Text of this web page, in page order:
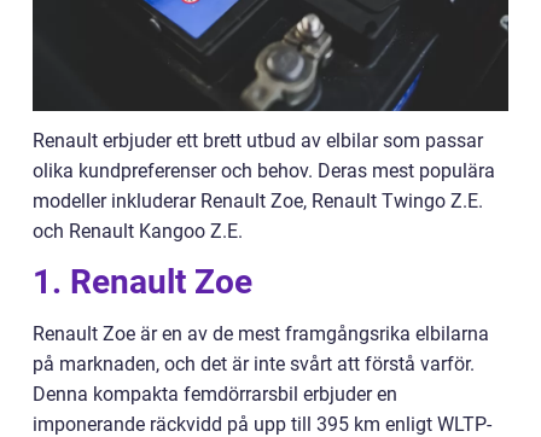
Renault erbjuder ett brett utbud av elbilar som passar
olika kundpreferenser och behov. Deras mest populära
modeller inkluderar Renault Zoe, Renault Twingo Z.E.
och Renault Kangoo Z.E.
1. Renault Zoe
Renault Zoe är en av de mest framgångsrika elbilarna
på marknaden, och det är inte svårt att förstå varför.
Denna kompakta femdörrarsbil erbjuder en
imponerande räckvidd på upp till 395 km enligt WLTP-